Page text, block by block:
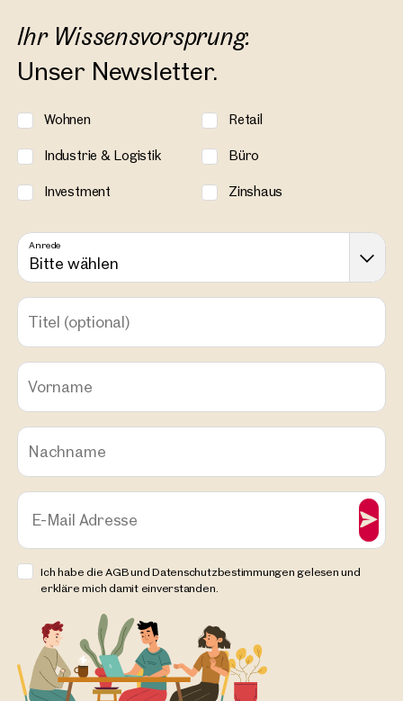
Ihr Wissensvorsprung.
Unser Newsletter.
Wohnen Retail
Industrie & Logistik Büro
Investment Zinshaus
Anrede
Bitte wählen
Titel (optional)
Vorname
Nachname
E-Mail Adresse
Ich habe die AGB und Datenschutzbestimmungen gelesen und
erkläre mich damit einverstanden.